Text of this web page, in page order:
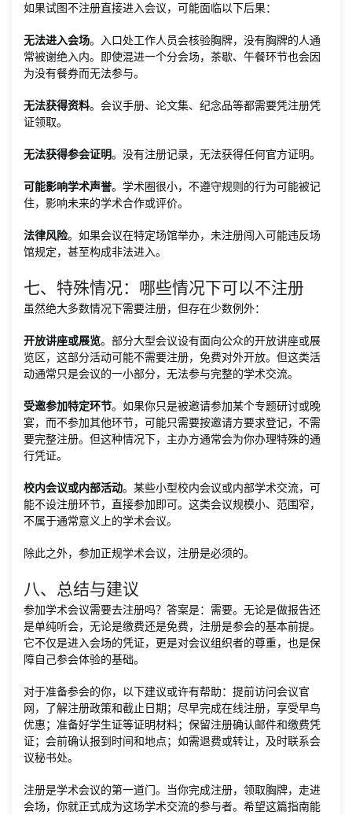
如果试图不注册直接进入会议，可能面临以下后果：
无法进入会场。入口处工作人员会核验胸牌，没有胸牌的人通
常被谢绝入内。即使混进一个分会场，茶歇、午餐环节也会因
为没有餐券而无法参与。
无法获得资料。会议手册、论文集、纪念品等都需要凭注册凭
证领取。
无法获得参会证明。没有注册记录，无法获得任何官方证明。
可能影响学术声誉。学术圈很小，不遵守规则的行为可能被记
住，影响未来的学术合作或评价。
法律风险。如果会议在特定场馆举办，未注册闯入可能违反场
馆规定，甚至构成非法进入。
七、特殊情况：哪些情况下可以不注册
虽然绝大多数情况下需要注册，但存在少数例外：
开放讲座或展览。部分大型会议设有面向公众的开放讲座或展
览区，这部分活动可能不需要注册，免费对外开放。但这类活
动通常只是会议的一小部分，无法参与完整的学术交流。
受邀参加特定环节。如果你只是被邀请参加某个专题研讨或晚
宴，而不参加其他环节，可能只需要按邀请方要求登记，不需
要完整注册。但这种情况下，主办方通常会为你办理特殊的通
行凭证。
校内会议或内部活动。某些小型校内会议或内部学术交流，可
能不设注册环节，直接参加即可。这类会议规模小、范围窄，
不属于通常意义上的学术会议。
除此之外，参加正规学术会议，注册是必须的。
八、总结与建议
参加学术会议需要去注册吗？答案是：需要。无论是做报告还
是单纯听会，无论是缴费还是免费，注册是参会的基本前提。
它不仅是进入会场的凭证，更是对会议组织者的尊重，也是保
障自己参会体验的基础。
对于准备参会的你，以下建议或许有帮助：提前访问会议官
网，了解注册政策和截止日期；尽早完成在线注册，享受早鸟
优惠；准备好学生证等证明材料；保留注册确认邮件和缴费凭
证；会前确认报到时间和地点；如需退费或转让，及时联系会
议秘书处。
注册是学术会议的第一道门。当你完成注册，领取胸牌，走进
会场，你就正式成为这场学术交流的参与者。希望这篇指南能